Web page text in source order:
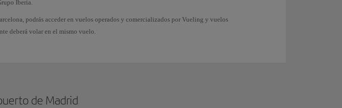
Iberia.
podrás acceder en vuelos operados y comercializados por Vueling y vuelos
deberá volar en el mismo vuelo.
de Madrid